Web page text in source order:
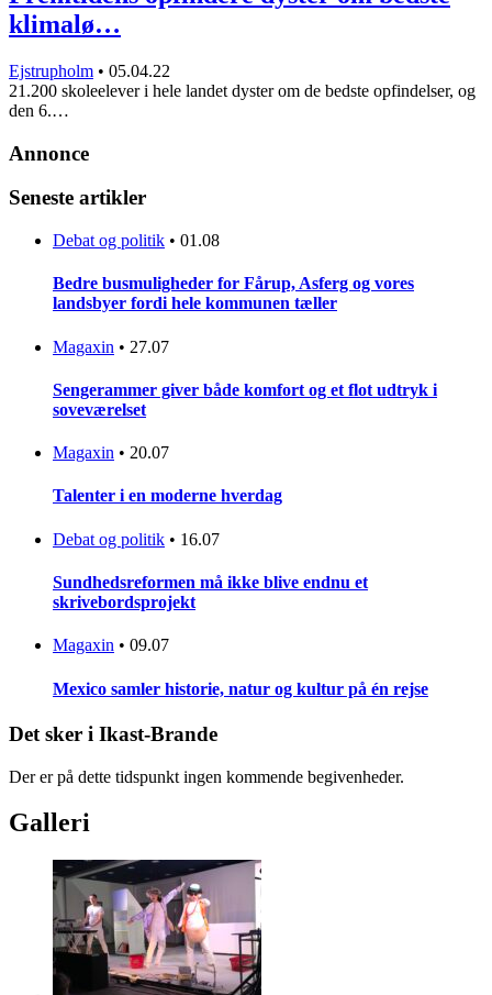
klimalø…
Ejstrupholm • 05.04.22
21.200 skoleelever i hele landet dyster om de bedste opfindelser, og
den 6.…
Annonce
Seneste artikler
Debat og politik • 01.08
Bedre busmuligheder for Fårup, Asferg og vores
landsbyer fordi hele kommunen tæller
Magaxin • 27.07
Sengerammer giver både komfort og et flot udtryk i
soveværelset
Magaxin • 20.07
Talenter i en moderne hverdag
Debat og politik • 16.07
Sundhedsreformen må ikke blive endnu et
skrivebordsprojekt
Magaxin • 09.07
Mexico samler historie, natur og kultur på én rejse
Det sker i Ikast-Brande
Der er på dette tidspunkt ingen kommende begivenheder.
Galleri